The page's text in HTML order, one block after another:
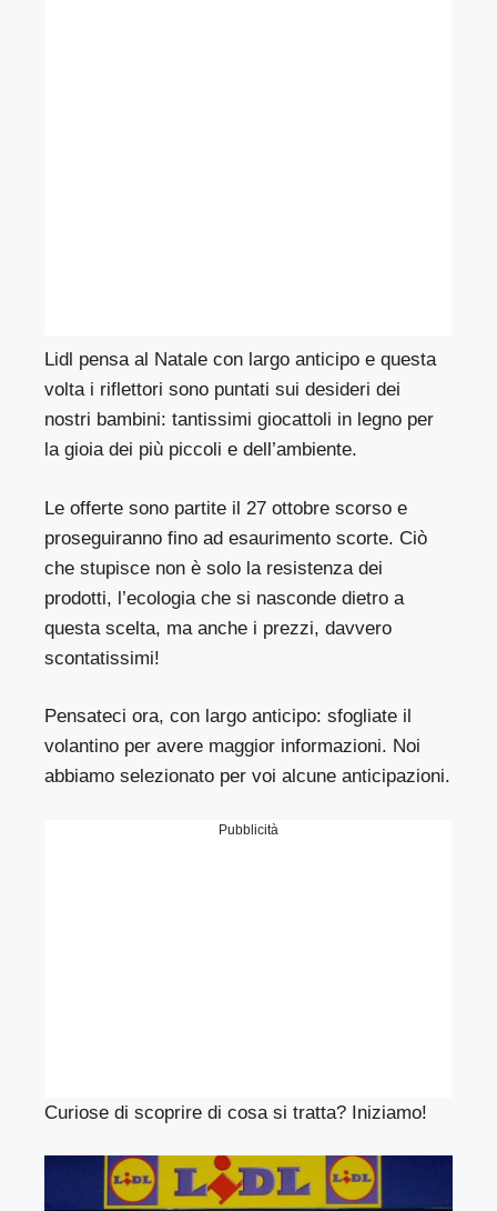
Lidl pensa al Natale con largo anticipo e questa
volta i riflettori sono puntati sui desideri dei
nostri bambini: tantissimi giocattoli in legno per
la gioia dei più piccoli e dell’ambiente.
Le offerte sono partite il 27 ottobre scorso e
proseguiranno fino ad esaurimento scorte. Ciò
che stupisce non è solo la resistenza dei
prodotti, l’ecologia che si nasconde dietro a
questa scelta, ma anche i prezzi, davvero
scontatissimi!
Pensateci ora, con largo anticipo: sfogliate il
volantino per avere maggior informazioni. Noi
abbiamo selezionato per voi alcune anticipazioni.
Pubblicità
Curiose di scoprire di cosa si tratta? Iniziamo!